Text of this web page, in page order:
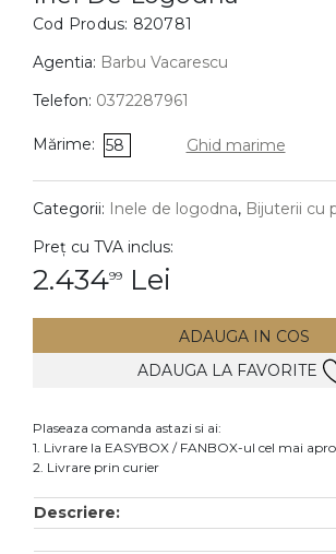
Bratari
Coliere
Lanturi
Pandantive
DIAMANTE
Cercei
Accesorii
Cod Produs: 820781
Agentia: Barbu Vacarescu
Telefon: 0372287961
Mărime: 58 Ghid marime
Categorii: Inele de logodna, Bijuterii cu
Preț cu TVA inclus:
2.43499 Lei
ADAUGA IN COS
ADAUGA LA FAVORITE
Plaseaza comanda astazi si ai:
1. Livrare la EASYBOX / FANBOX-ul cel mai
2. Livrare prin curier
Descriere: